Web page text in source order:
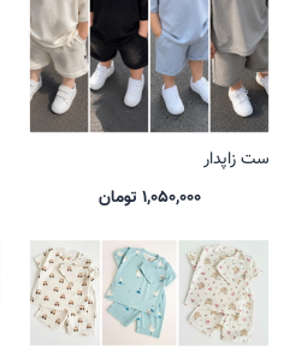
ست زاپدار
1,050,000 تومان